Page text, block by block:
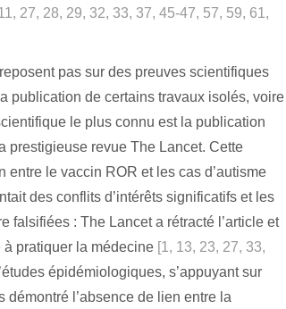
27, 28, 29, 32, 33, 37, 45-47, 57, 59, 61,
pas sur des preuves scientifiques
publication de certains travaux isolés, voire
le plus connu est la publication
prestigieuse revue The Lancet. Cette
le vaccin ROR et les cas d’autisme
des conflits d’intérêts significatifs et les
falsifiées : The Lancet a rétracté l’article et
à pratiquer la médecine [1, 13, 23, 27, 33,
épidémiologiques, s’appuyant sur
l’absence de lien entre la